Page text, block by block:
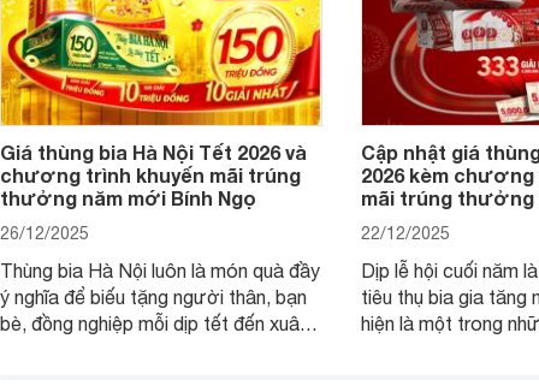
Giá thùng bia Hà Nội Tết 2026 và
chương trình khuyến mãi trúng
thưởng năm mới Bính Ngọ
26/12/2025
Thùng bia Hà Nội luôn là món quà đầy
ý nghĩa để biếu tặng người thân, bạn
bè, đồng nghiệp mỗi dịp tết đến xuân
Cập nhật giá
2026 kèm
mãi trúng thưởng
22/12/2025
Dịp lễ hội cuối năm
tiêu thụ bia gia tăng
hiện là một trong